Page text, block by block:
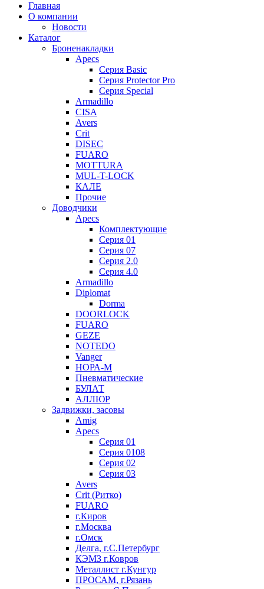
Главная
О компании
Новости
Каталог
Броненакладки
Apecs
Серия Basic
Серия Protector Pro
Серия Special
Armadillo
CISA
Avers
Crit
DISEC
FUARO
MOTTURA
MUL-T-LOCK
КАЛЕ
Прочие
Доводчики
Apecs
Комплектующие
Серия 01
Серия 07
Серия 2.0
Серия 4.0
Armadillo
Diplomat
Dorma
DOORLOCK
FUARO
GEZE
NOTEDO
Vanger
НОРА-М
Пневматические
БУЛАТ
АЛЛЮР
Задвижки, засовы
Amig
Apecs
Серия 01
Серия 0108
Серия 02
Серия 03
Avers
Crit (Ритко)
FUARO
г.Киров
г.Москва
г.Омск
Делга, г.С.Петербург
КЭМЗ г.Ковров
Металлист г.Кунгур
ПРОСАМ, г.Рязань